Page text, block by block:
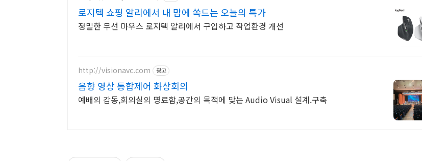
로지텍 쇼핑 알리에서 내 맘에 쏙드는 오늘의 특가
정밀한 무선 마우스 로지텍 알리에서 구입하고 작업환경 개선
http://visionavc.com 광고
음향 영상 통합제어 화상회의
예배의 감동,회의실의 명료함,공간의 목적에 맞는 Audio Visual 설계.구축